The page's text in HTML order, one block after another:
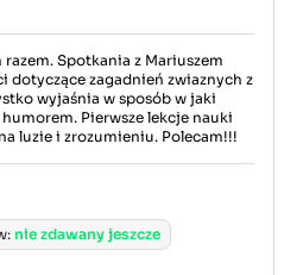
razem. Spotkania z Mariuszem
dotyczące zagadnień zwiaznych z
wyjaśnia w sposób w jaki
Pierwsze lekcje nauki
luzie i zrozumieniu. Polecam!!!
nie zdawany jeszcze